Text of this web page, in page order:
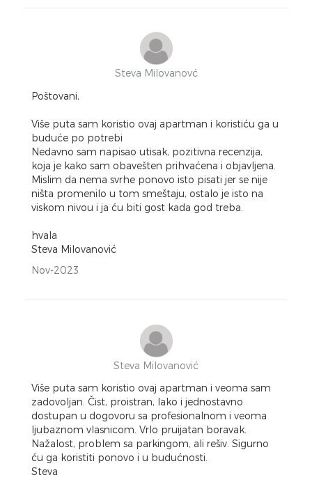
Steva Milovanovć
Poštovani,
Više puta sam koristio ovaj apartman i koristiću ga u
buduće po potrebi
Nedavno sam napisao utisak, pozitivna recenzija,
koja je kako sam obavešten prihvaćena i objavljena.
Mislim da nema svrhe ponovo isto pisati jer se nije
ništa promenilo u tom smeštaju, ostalo je isto na
viskom nivou i ja ću biti gost kada god treba.
hvala
Steva Milovanović
Nov-2023
Steva Milovanović
Više puta sam koristio ovaj apartman i veoma sam
zadovoljan. Čist, proistran, lako i jednostavno
dostupan u dogovoru sa profesionalnom i veoma
ljubaznom vlasnicom. Vrlo pruijatan boravak.
Nažalost, problem sa parkingom, ali rešiv. Sigurno
ću ga koristiti ponovo i u budućnosti.
Steva